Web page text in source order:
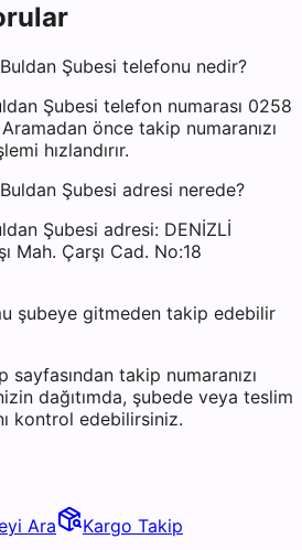
Şubesi telefonu nedir?
Şubesi telefon numarası 0258
önce takip numaranızı
hızlandırır.
Şubesi adresi nerede?
Şubesi adresi: DENİZLİ
Mah. Çarşı Cad. No:18
şubeye gitmeden takip edebilir
takip numaranızı
dağıtımda, şubede veya teslim
kontrol edebilirsiniz.
Ara
Kargo Takip